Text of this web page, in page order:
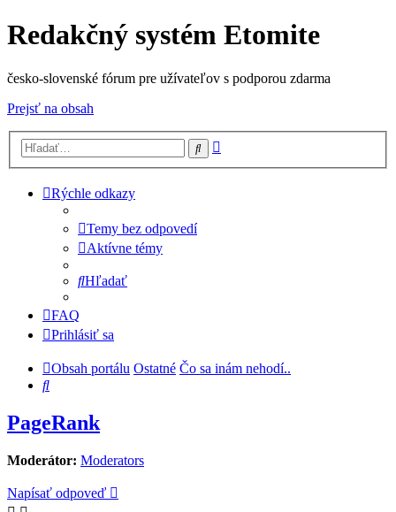
Redakčný systém Etomite
česko-slovenské fórum pre užívateľov s podporou zdarma
Prejsť na obsah
Hľadať
Rýchle odkazy
Temy bez odpovedí
Aktívne témy
Hľadať
FAQ
Prihlásiť sa
Obsah portálu Ostatné Čo sa inám nehodí..
Hľadať
PageRank
Moderátor: Moderators
Napísať odpoveď